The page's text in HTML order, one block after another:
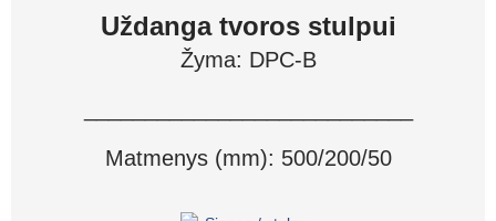
Uždanga tvoros stulpui
Žyma: DPC-B
Matmenys (mm): 500/200/50